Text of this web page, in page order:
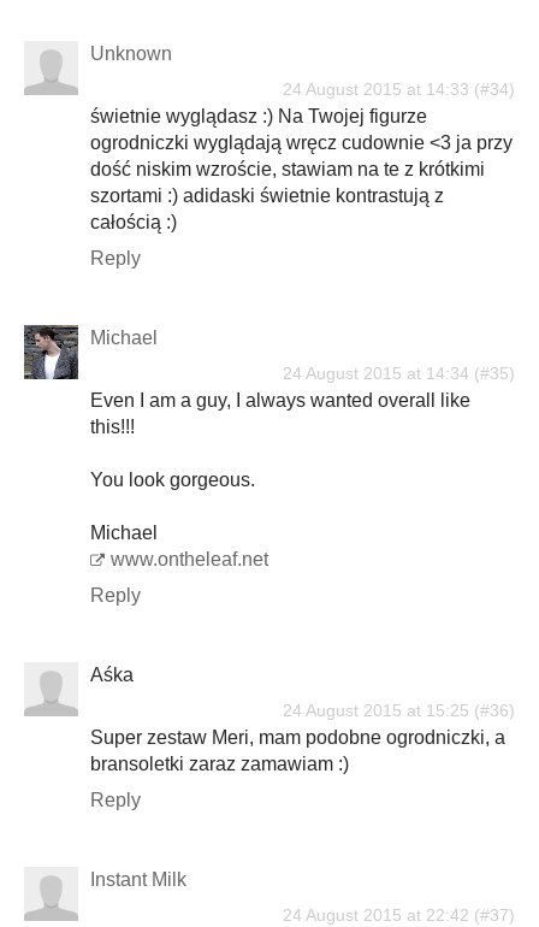
Unknown
24 August 2015 at 14:33
świetnie wyglądasz :) Na Twojej figurze
ogrodniczki wyglądają wręcz cudownie <3 ja przy
dość niskim wzroście, stawiam na te z krótkimi
szortami :) adidaski świetnie kontrastują z
całością :)
Reply
Michael
24 August 2015 at 14:34
Even I am a guy, I always wanted overall like
this!!!
You look gorgeous.
Michael
www.ontheleaf.net
Reply
Aśka
24 August 2015 at 15:25
Super zestaw Meri, mam podobne ogrodniczki, a
bransoletki zaraz zamawiam :)
Reply
Instant Milk
24 August 2015 at 22:42